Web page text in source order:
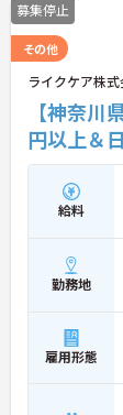
募集停止
その他
ライクケア株
【神奈
円以上＆
給料
勤務地
雇用形態